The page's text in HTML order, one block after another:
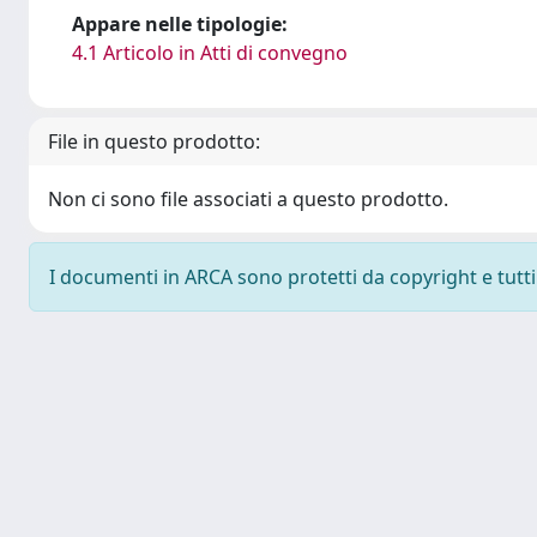
Appare nelle tipologie:
4.1 Articolo in Atti di convegno
File in questo prodotto:
Non ci sono file associati a questo prodotto.
I documenti in ARCA sono protetti da copyright e